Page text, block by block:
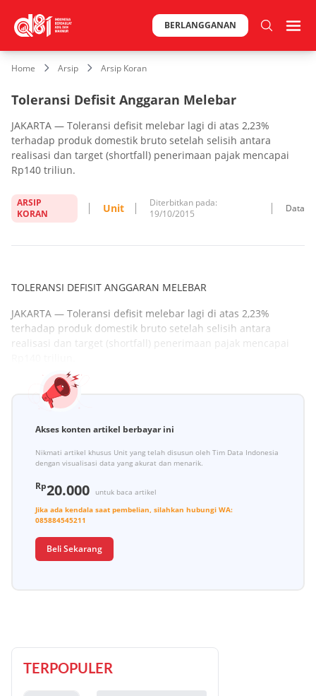
BERLANGGANAN
Home Arsip Arsip Koran
Toleransi Defisit Anggaran Melebar
JAKARTA — Toleransi defisit melebar lagi di atas 2,23%
terhadap produk domestik bruto setelah selisih antara
realisasi dan target (shortfall) penerimaan pajak mencapai
Rp140 triliun.
ARSIP
KORAN
Unit
Diterbitkan pada:
19/10/2015
Data
TOLERANSI DEFISIT ANGGARAN MELEBAR
JAKARTA — Toleransi defisit melebar lagi di atas 2,23%
terhadap produk domestik bruto setelah selisih antara
realisasi dan target (shortfall) penerimaan pajak mencapai
Akses konten artikel berbayar ini
Nikmati artikel khusus Unit yang telah disusun oleh Tim Data Indonesia
dengan visualisasi data yang akurat dan menarik.
Rp20.000
untuk baca artikel
Jika ada kendala saat pembelian, silahkan hubungi WA:
085884545211
Beli Sekarang
TERPOPULER